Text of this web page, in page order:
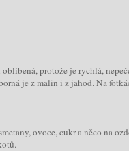
protože je rychlá,
je z malin i z jahod. Na
ovoce, cukr a něco na